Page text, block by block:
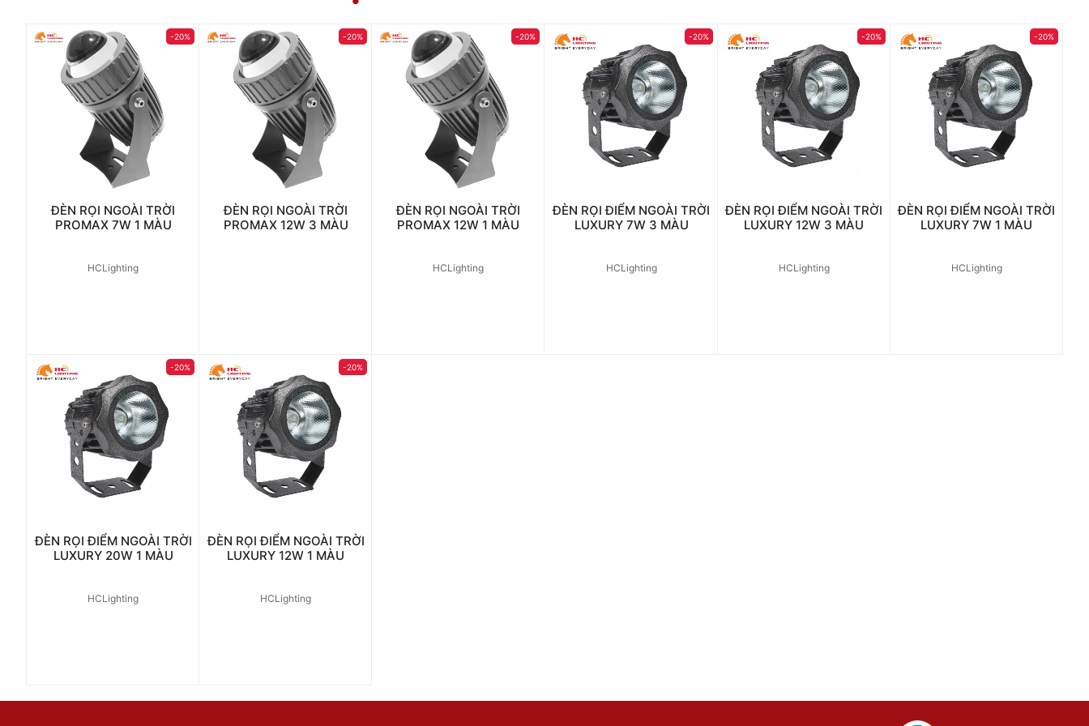
-20%
ĐÈN RỌI NGOÀI TRỜI
PROMAX 7W 1 MÀU
HCLighting
-20%
ĐÈN RỌI NGOÀI TRỜI
PROMAX 12W 3 MÀU
-20%
ĐÈN RỌI NGOÀI TRỜI
PROMAX 12W 1 MÀU
HCLighting
-20%
ĐÈN RỌI ĐIỂM NGOÀI TRỜI
LUXURY 7W 3 MÀU
HCLighting
-20%
ĐÈN RỌI ĐIỂM NGOÀI TRỜI
LUXURY 12W 3 MÀU
HCLighting
-20%
ĐÈN RỌI ĐIỂM NGOÀI TRỜI
LUXURY 7W 1 MÀU
HCLighting
-20%
ĐÈN RỌI ĐIỂM NGOÀI TRỜI
LUXURY 20W 1 MÀU
HCLighting
-20%
ĐÈN RỌI ĐIỂM NGOÀI TRỜI
LUXURY 12W 1 MÀU
HCLighting